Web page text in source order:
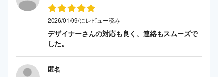
2026/01/09/にレビュー済み
デザイナーさんの対応も良く、連絡もスムーズで
した。
匿名